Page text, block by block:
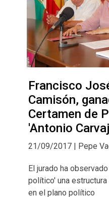
Francisco
Camisón,
Certamen de
'Antonio
21/09/2017 | Pepe
El jurado ha
político' una
en el plano político